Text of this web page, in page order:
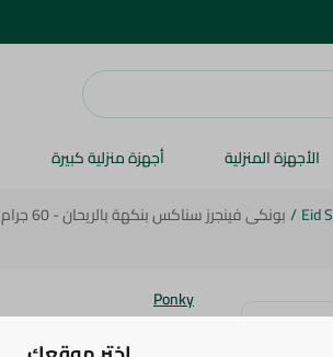
الأجهزة المنزلية أجهزة منزلية كبيرة
Eid
/بونكى فينجرز سناكس بنكهة بالريحان - 60 جرام
Ponky
بونكى فينجرز سناكس